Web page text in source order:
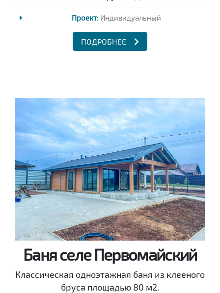
Проект: Индивидуальный
ПОДРОБНЕЕ
Баня селе Первомайский
Классическая одноэтажная баня из клееного
бруса площадью 80 м2.